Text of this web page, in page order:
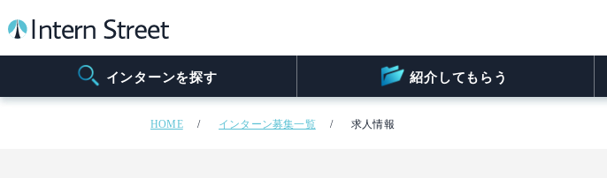
インターンを探す 紹介してもらう
HOME インターン募集一覧 求人情報